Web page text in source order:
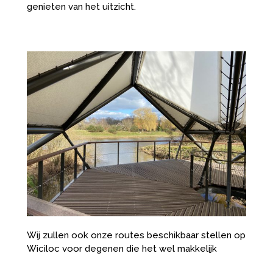
genieten van het uitzicht.
Wij zullen ook onze routes beschikbaar stellen op
Wiciloc voor degenen die het wel makkelijk